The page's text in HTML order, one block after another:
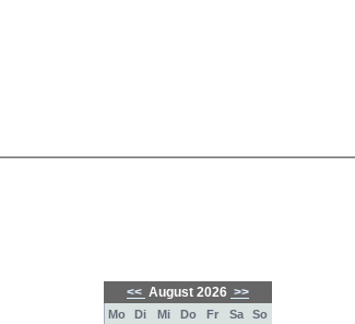
<< August 2026 >>
Mo Di Mi Do Fr Sa So